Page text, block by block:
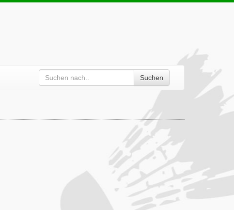
Suchen